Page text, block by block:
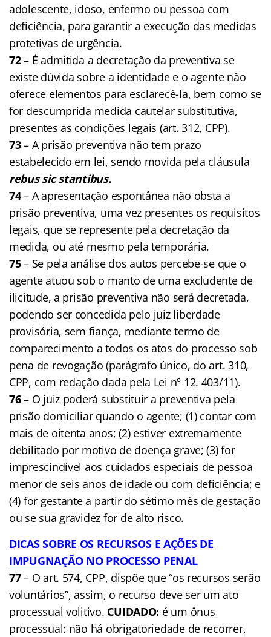
adolescente, idoso, enfermo ou pessoa com
deficiência, para garantir a execução das medidas
protetivas de urgência.
72– É admitida a decretação da preventiva se
existe dúvida sobre a identidade e o agente não
oferece elementos para esclarecê-la, bem como se
for descumprida medida cautelar substitutiva,
presentes as condições legais (art. 312, CPP).
73– A prisão preventiva não tem prazo
estabelecido em lei, sendo movida pela cláusula
rebus sic stantibus.
74– A apresentação espontânea não obsta a
prisão preventiva, uma vez presentes os requisitos
legais, que se represente pela decretação da
medida, ou até mesmo pela temporária.
75– Se pela análise dos autos percebe-se que o
agente atuou sob o manto de uma excludente de
ilicitude, a prisão preventiva não será decretada,
podendo ser concedida pelo juiz liberdade
provisória, sem fiança, mediante termo de
comparecimento a todos os atos do processo sob
pena de revogação (parágrafo único, do art. 310,
CPP, com redação dada pela Lei nº 12. 403/11).
76– O juiz poderá substituir a preventiva pela
prisão domiciliar quando o agente; (1) contar com
mais de oitenta anos; (2) estiver extremamente
debilitado por motivo de doença grave; (3) for
imprescindível aos cuidados especiais de pessoa
menor de seis anos de idade ou com deficiência; e
(4) for gestante a partir do sétimo mês de gestação
ou se sua gravidez for de alto risco.
DICAS SOBRE OS RECURSOS E AÇÕES DE
IMPUGNAÇÃO NO PROCESSO PENAL
77– O art. 574, CPP, dispõe que “os recursos serão
voluntários”, assim, o recurso deve ser um ato
processual volitivo. CUIDADO: é um ônus
processual: não há obrigatoriedade de recorrer,